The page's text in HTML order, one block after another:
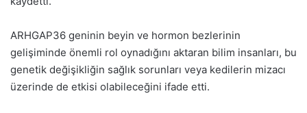
ARHGAP36 geninin beyin ve hormon bezlerinin
gelişiminde önemli rol oynadığını aktaran bilim insanları, bu
genetik değişikliğin sağlık sorunları veya kedilerin mizacı
üzerinde de etkisi olabileceğini ifade etti.